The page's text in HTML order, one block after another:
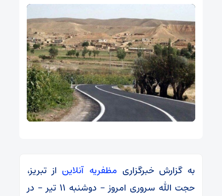
به گزارش خبرگزاری مظفریه آنلاین از تبریز،
حجت الله سروری امروز – دوشنبه 11 تیر – در